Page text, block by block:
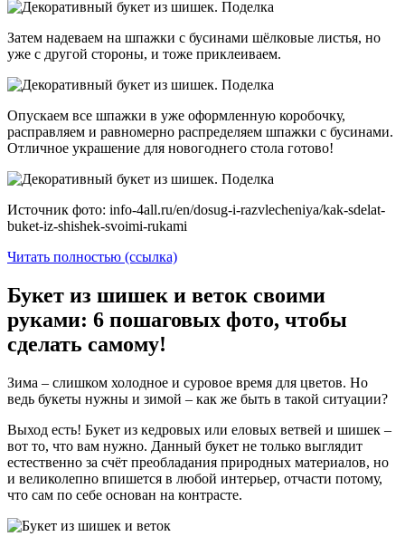
Затем надеваем на шпажки с бусинами шёлковые листья, но
уже с другой стороны, и тоже приклеиваем.
Опускаем все шпажки в уже оформленную коробочку,
расправляем и равномерно распределяем шпажки с бусинами.
Отличное украшение для новогоднего стола готово!
Источник фото: info-4all.ru/en/dosug-i-razvlecheniya/kak-sdelat-
buket-iz-shishek-svoimi-rukami
Читать полностью (ссылка)
Букет из шишек и веток своими
руками: 6 пошаговых фото, чтобы
сделать самому!
Зима – слишком холодное и суровое время для цветов. Но
ведь букеты нужны и зимой – как же быть в такой ситуации?
Выход есть! Букет из кедровых или еловых ветвей и шишек –
вот то, что вам нужно. Данный букет не только выглядит
естественно за счёт преобладания природных материалов, но
и великолепно впишется в любой интерьер, отчасти потому,
что сам по себе основан на контрасте.